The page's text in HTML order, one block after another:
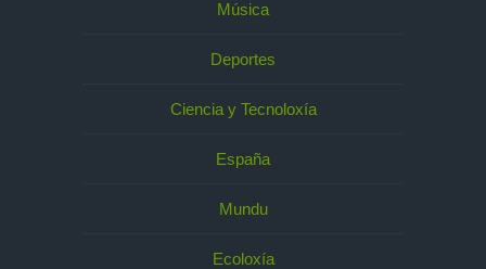
Música
Deportes
Ciencia y Tecnoloxía
España
Mundu
Ecoloxía